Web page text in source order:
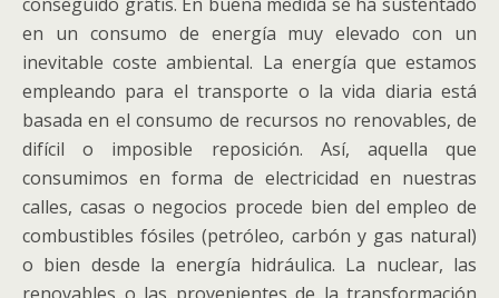
en un consumo de energía muy elevado con un
inevitable coste ambiental. La energía que estamos
empleando para el transporte o la vida diaria está
basada en el consumo de recursos no renovables, de
difícil o imposible reposición. Así, aquella que
consumimos en forma de electricidad en nuestras
calles, casas o negocios procede bien del empleo de
combustibles fósiles (petróleo, carbón y gas natural)
o bien desde la energía hidráulica. La nuclear, las